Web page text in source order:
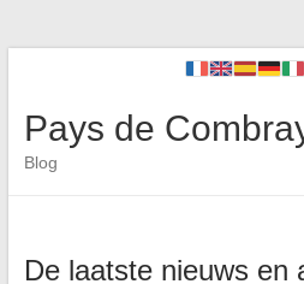
Pays de
Blog
De laatste nieuws en